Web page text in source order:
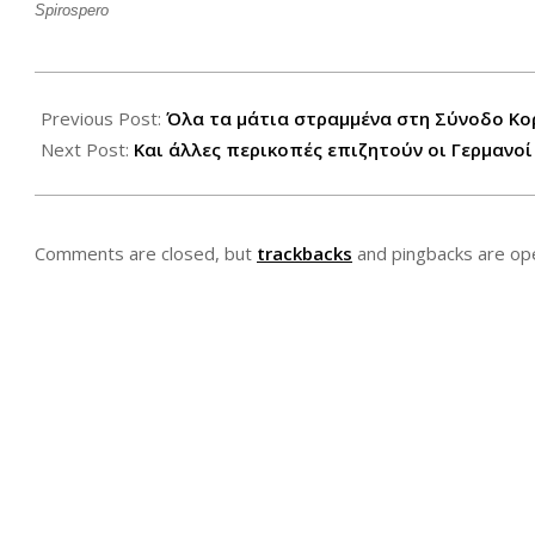
Spirospero
06-
23
Previous Post: Όλα τα μάτια στραμμένα στη Σύνοδο
Next Post: Και άλλες περικοπές επιζητούν οι Γερμανοί
Comments are closed, but trackbacks and pingbacks are